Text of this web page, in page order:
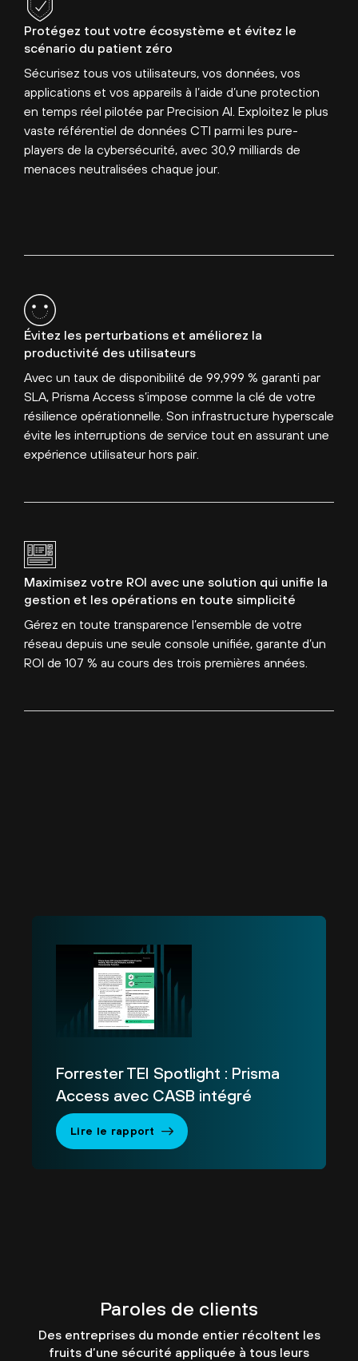
Protégez tout votre écosystème et évitez le
scénario du patient zéro
Sécurisez tous vos utilisateurs, vos données, vos
applications et vos appareils à l’aide d’une protection
en temps réel pilotée par Precision AI. Exploitez le plus
vaste référentiel de données CTI parmi les pure-
players de la cybersécurité, avec 30,9 milliards de
menaces neutralisées chaque jour.
Évitez les perturbations et améliorez la
productivité des utilisateurs
Avec un taux de disponibilité de 99,999 % garanti par
SLA, Prisma Access s’impose comme la clé de votre
résilience opérationnelle. Son infrastructure hyperscale
évite les interruptions de service tout en assurant une
expérience utilisateur hors pair.
Maximisez votre ROI avec une solution qui unifie la
gestion et les opérations en toute simplicité
Gérez en toute transparence l’ensemble de votre
réseau depuis une seule console unifiée, garante d’un
ROI de 107 % au cours des trois premières années.
Forrester TEI Spotlight : Prisma
Access avec CASB intégré
Lire le rapport
Paroles de clients
Des entreprises du monde entier récoltent les
fruits d’une sécurité appliquée à tous leurs